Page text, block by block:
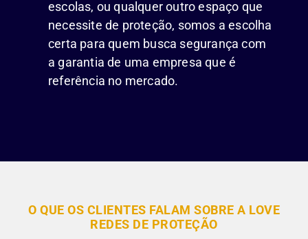
escolas, ou qualquer outro espaço que
necessite de proteção, somos a escolha
certa para quem busca segurança com
a garantia de uma empresa que é
referência no mercado.
O QUE OS CLIENTES FALAM SOBRE A LOVE
REDES DE PROTEÇÃO